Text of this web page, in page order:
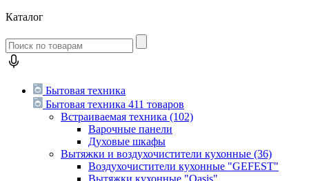
Каталог
Бытовая техника
Бытовая техника 411 товаров
Встраиваемая техника (102)
Варочные панели
Духовые шкафы
Вытяжки и воздухочистители кухонные (36)
Воздухочистители кухонные "GEFEST"
Вытяжки кухонные "Oasis"